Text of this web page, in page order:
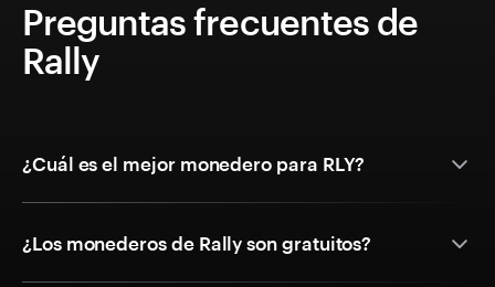
Preguntas frecuentes de
Rally
¿Cuál es el mejor monedero para RLY?
¿Los monederos de Rally son gratuitos?